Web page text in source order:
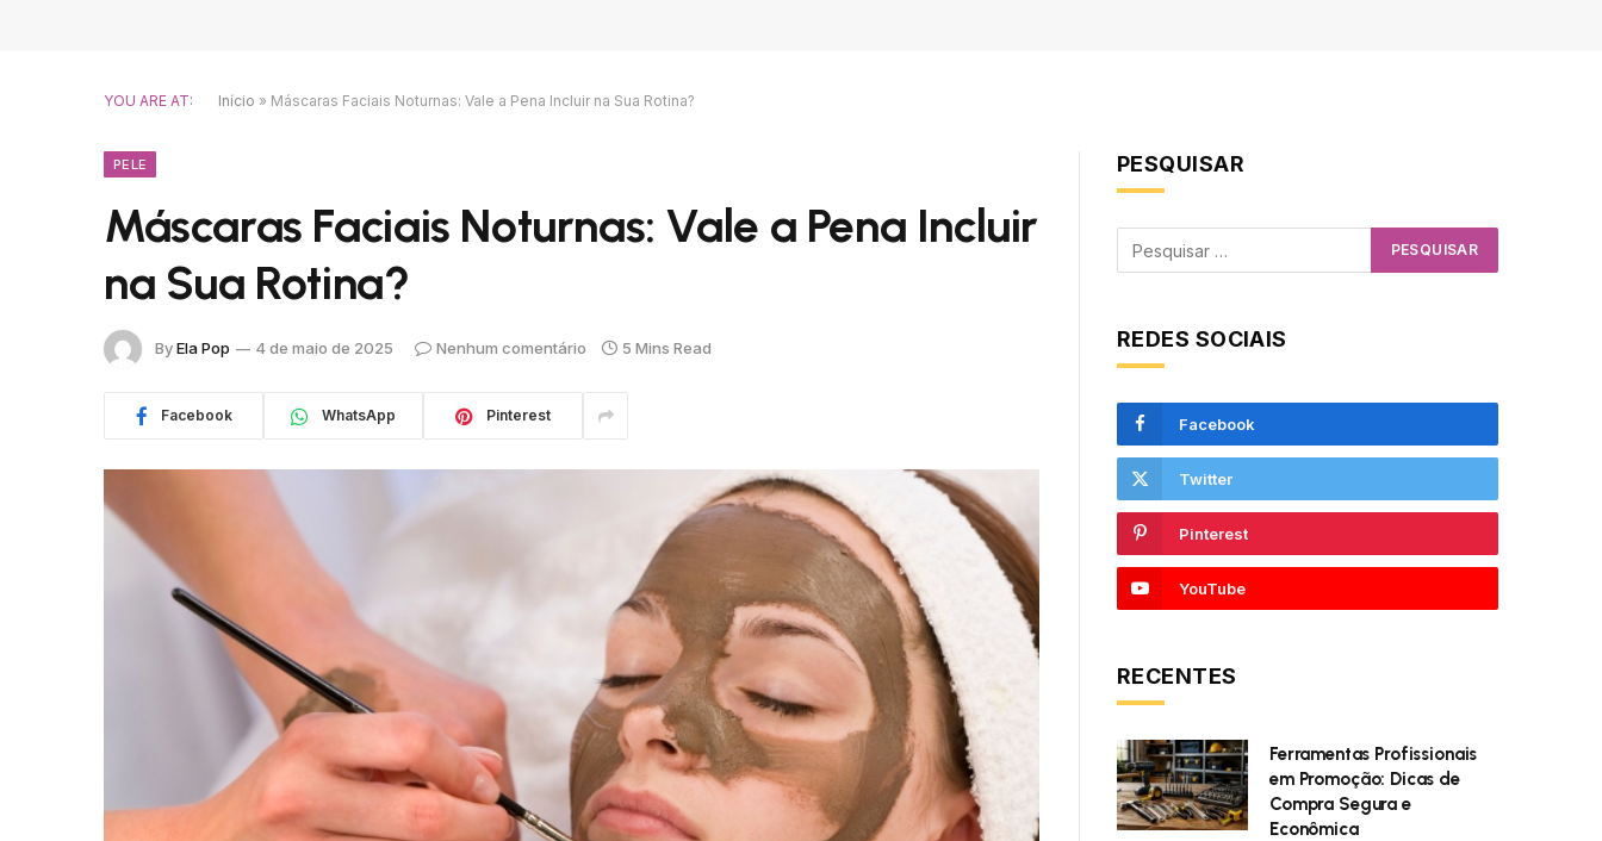
YOU ARE AT: Início » Máscaras Faciais Noturnas: Vale a Pena Incluir na Sua Rotina?
PELE
Máscaras Faciais Noturnas: Vale a Pena Incluir
na Sua Rotina?
ByEla Pop 4 de maio de 2025 Nenhum comentário 5 Mins Read
Facebook WhatsApp Pinterest
PESQUISAR
REDES SOCIAIS
Facebook
Twitter
Pinterest
YouTube
RECENTES
Ferramentas Profissionais
em Promoção: Dicas de
Compra Segura e
Econômica